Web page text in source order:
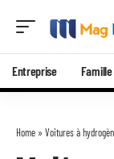
Entreprise Famille
Home » Voitures à